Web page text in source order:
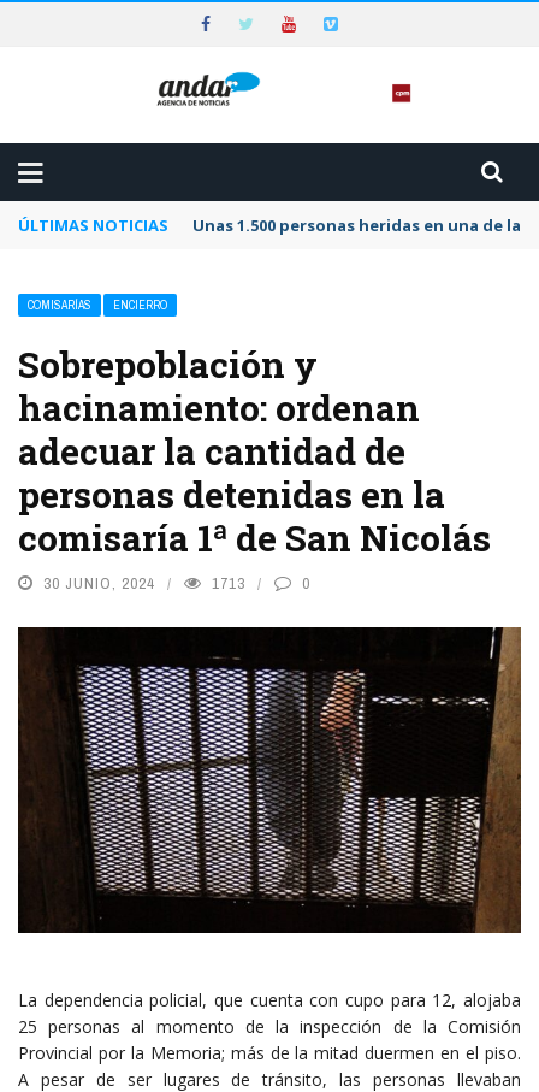
ÚLTIMAS NOTICIAS Unas 1.500 personas heridas en una de
COMISARÍAS ENCIERRO
Sobrepoblación y
hacinamiento: ordenan
adecuar la cantidad de
personas detenidas en la
comisaría 1ª de San Nicolás
30 JUNIO, 2024 1713 0
La dependencia policial, que cuenta con cupo para 12, alojaba
25 personas al momento de la inspección de la Comisión
Provincial por la Memoria; más de la mitad duermen en el piso.
A pesar de ser lugares de tránsito, las personas llevaban